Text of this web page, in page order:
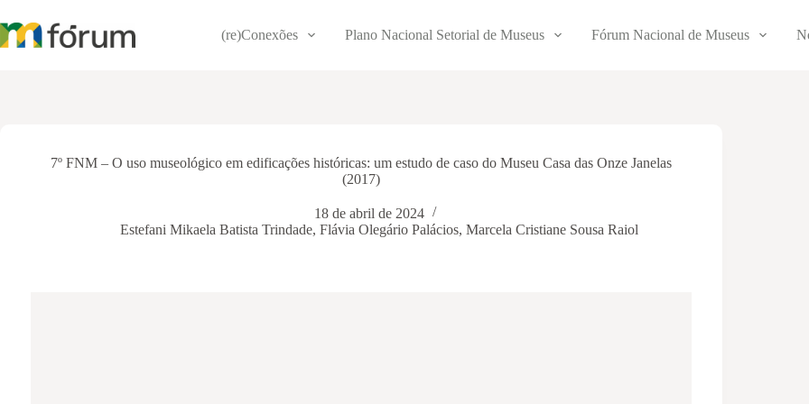
para
o
(re)Conexões Plano Nacional Setorial de Museus Fórum Nacional de Museus
7º FNM – O uso museológico em edificações históricas: um estudo de caso do Museu Casa das Onze Janelas
(2017)
18 de abril de 2024
Estefani Mikaela Batista Trindade, Flávia Olegário Palácios, Marcela Cristiane Sousa Raiol